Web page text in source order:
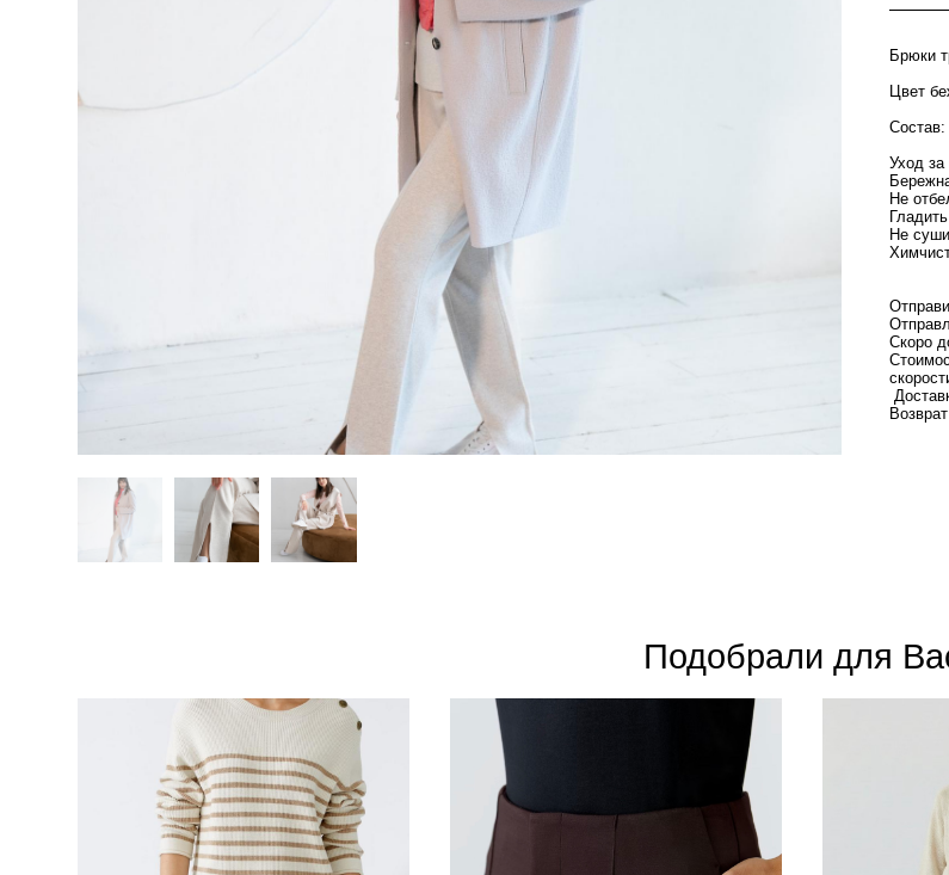
Брюки
Цвет
Состав:
Уход
Не
Не
Скоро
Подобрали для